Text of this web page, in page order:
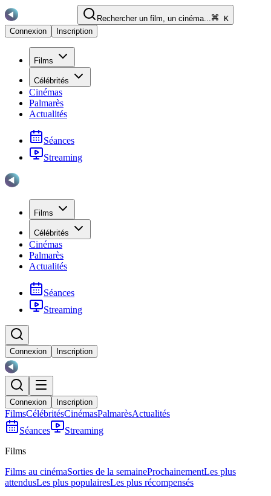
Rechercher un film, un cinéma...
K
Connexion
Inscription
Films
Célébrités
Cinémas
Palmarès
Actualités
Séances
Streaming
Films
Célébrités
Cinémas
Palmarès
Actualités
Séances
Streaming
Connexion Inscription
Connexion Inscription
FilmsCélébritésCinémasPalmarèsActualités
Séances
Streaming
Films
Films au cinémaSorties de la semaineProchainementLes plus
attendusLes plus populairesLes plus récompensés